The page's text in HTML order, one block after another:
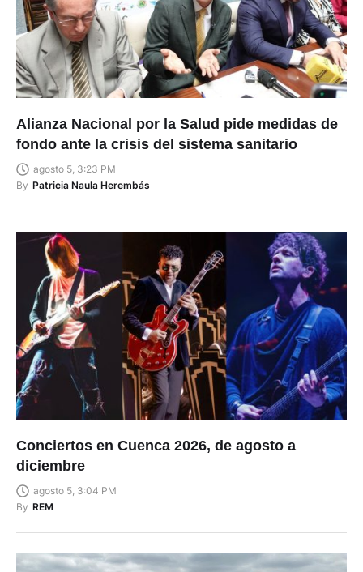
Alianza Nacional por la Salud pide medidas de
fondo ante la crisis del sistema sanitario
agosto 5, 3:23 PM
By Patricia Naula Herembás
Conciertos en Cuenca 2026, de agosto a
diciembre
agosto 5, 3:04 PM
By REM